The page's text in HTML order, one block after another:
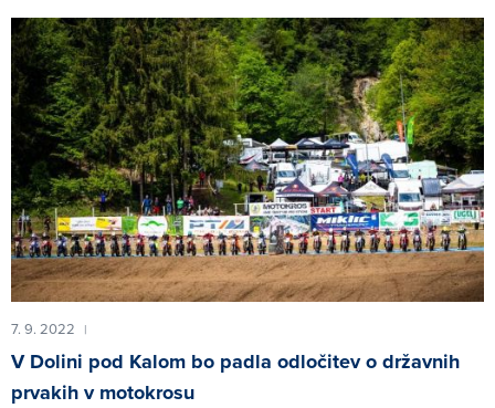
7. 9. 2022 |
V Dolini pod Kalom bo padla odločitev o državnih
prvakih v motokrosu